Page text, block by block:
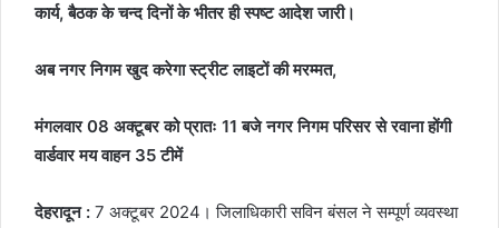
कार्य, बैठक के चन्द दिनों के भीतर ही स्पष्ट आदेश जारी।
अब नगर निगम खुद करेगा स्ट्रीट लाइटों की मरम्मत,
मंगलवार 08 अक्टूबर को प्रातः 11 बजे नगर निगम परिसर से रवाना होंगी
वार्डवार मय वाहन 35 टीमें
देहरादून : 7 अक्टूबर 2024। जिलाधिकारी सविन बंसल ने सम्पूर्ण व्यवस्था